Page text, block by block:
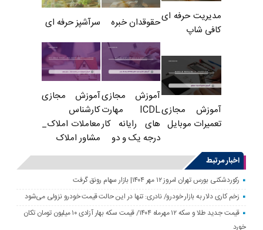
مدیریت حرفه ای
کافی شاپ
حقوقدان خبره سرآشپز حرفه ای
آموزش مجازی
تعمیرات موبایل
آموزش مجازی
ICDL مهارت
های رایانه کار
درجه یک و دو
آموزش مجازی
کارشناس
معاملات املاک_
مشاور املاک
اخبار مرتبط
رکوردشکنی بورس تهران امروز ۱۲ مهر ۱۴۰۴| بازار سهام رونق گرفت
زخم کاری دلار به بازار خودرو/ نادری: تنها در این حالت قیمت خودرو نزولی می‌شود
قیمت جدید طلا و سکه ۱۲ مهرماه ۱۴۰۴/ قیمت سکه بهار آزادی ۱۰ میلیون تومان تکان
خورد